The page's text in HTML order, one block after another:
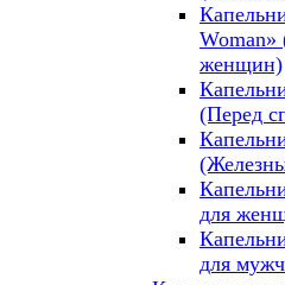
Woman»
женщин)
(Перед
для
для